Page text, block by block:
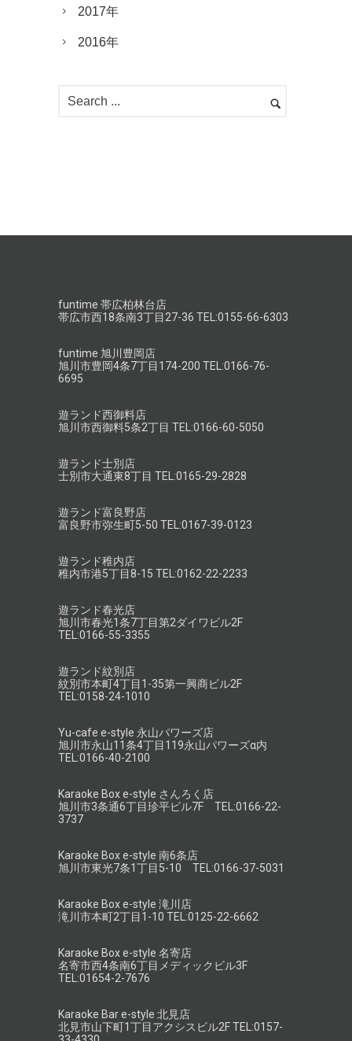
2017年
2016年
funtime 帯広柏林台店
帯広市西18条南3丁目27-36 TEL:0155-66-6303
funtime 旭川豊岡店
旭川市豊岡4条7丁目174-200 TEL:0166-76-
6695
遊ランド西御料店
旭川市西御料5条2丁目 TEL:0166-60-5050
遊ランド士別店
士別市大通東8丁目 TEL:0165-29-2828
遊ランド富良野店
富良野市弥生町5-50 TEL:0167-39-0123
遊ランド稚内店
稚内市港5丁目8-15 TEL:0162-22-2233
遊ランド春光店
旭川市春光1条7丁目第2ダイワビル2F
TEL:0166-55-3355
遊ランド紋別店
紋別市本町4丁目1-35第一興商ビル2F
TEL:0158-24-1010
Yu-cafe e-style 永山パワーズ店
旭川市永山11条4丁目119永山パワーズα内
TEL:0166-40-2100
Karaoke Box e-style さんろく店
旭川市3条通6丁目珍平ビル7F TEL:0166-22-
3737
Karaoke Box e-style 南6条店
旭川市東光7条1丁目5-10 TEL:0166-37-5031
Karaoke Box e-style 滝川店
滝川市本町2丁目1-10 TEL:0125-22-6662
Karaoke Box e-style 名寄店
名寄市西4条南6丁目メディックビル3F
TEL:01654-2-7676
Karaoke Bar e-style 北見店
北見市山下町1丁目アクシスビル2F TEL:0157-